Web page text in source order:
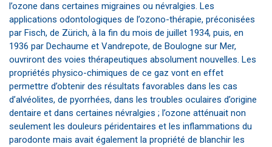
l’ozone dans certaines migraines ou névralgies. Les
applications odontologiques de l’ozono-thérapie, préconisées
par Fisch, de Zürich, à la fin du mois de juillet 1934, puis, en
1936 par Dechaume et Vandrepote, de Boulogne sur Mer,
ouvriront des voies thérapeutiques absolument nouvelles. Les
propriétés physico-chimiques de ce gaz vont en effet
permettre d’obtenir des résultats favorables dans les cas
d’alvéolites, de pyorrhées, dans les troubles oculaires d’origine
dentaire et dans certaines névralgies ; l’ozone atténuait non
seulement les douleurs péridentaires et les inflammations du
parodonte mais avait également la propriété de blanchir les